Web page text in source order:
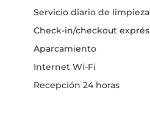
Servicio diario de limpieza
Check-in/checkout exprés
Aparcamiento
Internet Wi-Fi
Recepción 24 horas